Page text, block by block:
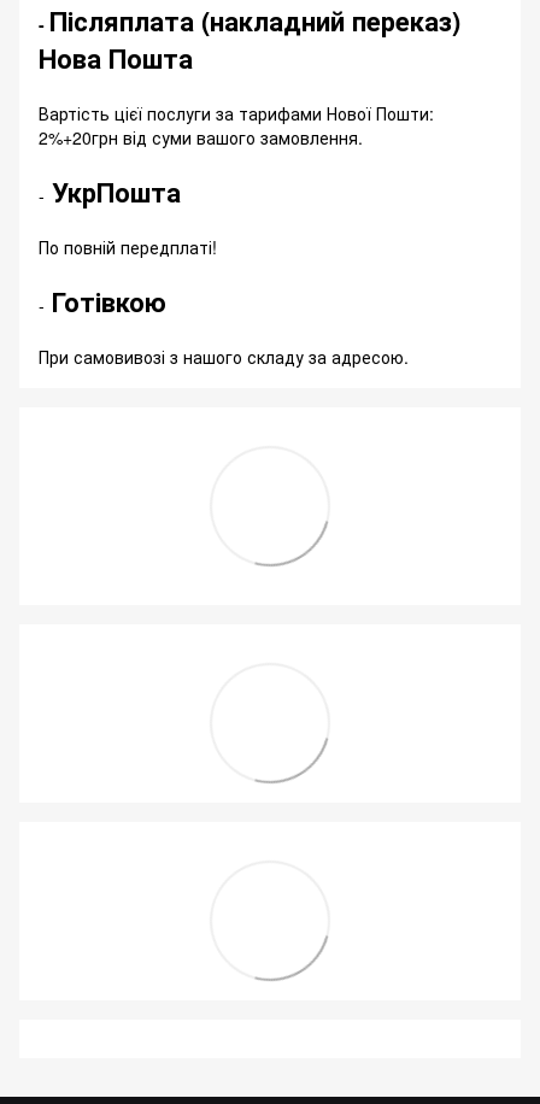
- Післяплата (накладний переказ)
Нова Пошта
Вартість цієї послуги за тарифами Нової Пошти:
2%+20грн від суми вашого замовлення.
- УкрПошта
По повній передплаті!
- Готівкою
При самовивозі з нашого складу за адресою.